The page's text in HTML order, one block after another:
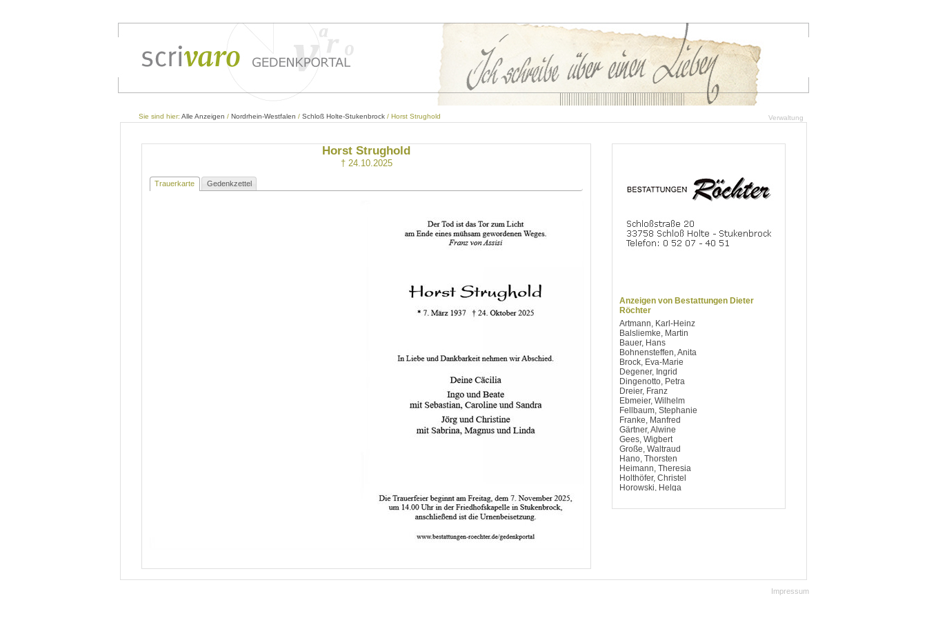
Verwaltung
Sie sind hier: Alle Anzeigen / Nordrhein-Westfalen / Schloß Holte-Stukenbrock / Horst Strughold
Horst Strughold
† 24.10.2025
Trauerkarte Gedenkzettel
Anzeigen von Bestattungen Dieter
Röchter
Artmann, Karl-Heinz
Balsliemke, Martin
Bauer, Hans
Bohnensteffen, Anita
Brock, Eva-Marie
Degener, Ingrid
Dingenotto, Petra
Dreier, Franz
Ebmeier, Wilhelm
Fellbaum, Stephanie
Franke, Manfred
Gärtner, Alwine
Gees, Wigbert
Große, Waltraud
Hano, Thorsten
Heimann, Theresia
Holthöfer, Christel
Horowski, Helga
Jürgens, Wilhelm
Impressum